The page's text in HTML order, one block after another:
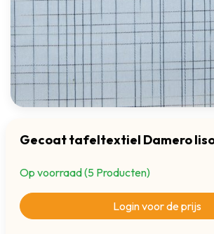
Gecoat tafeltextiel Damero
Op voorraad (5 Producten)
Login voor de prijs